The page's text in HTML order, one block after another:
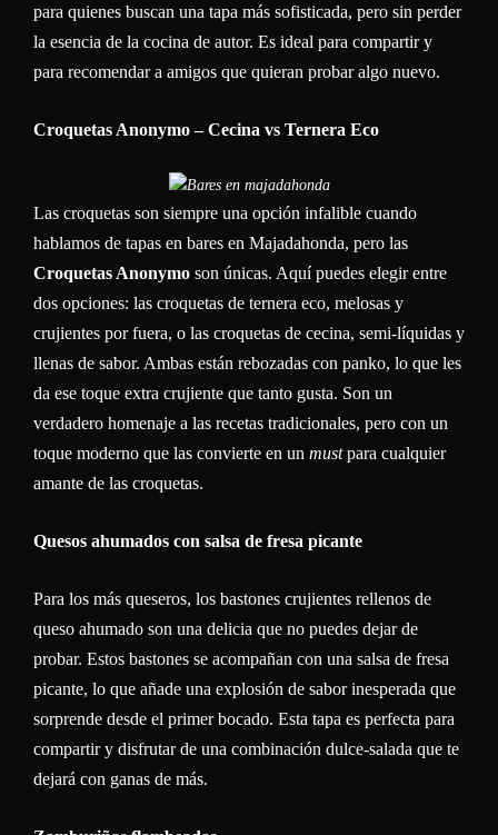
para quienes buscan una tapa más sofisticada, pero sin perder
la esencia de la cocina de autor. Es ideal para compartir y
para recomendar a amigos que quieran probar algo nuevo.
Croquetas Anonymo – Cecina vs Ternera Eco
Las croquetas son siempre una opción infalible cuando
hablamos de tapas en bares en Majadahonda, pero las
Croquetas Anonymo son únicas. Aquí puedes elegir entre
dos opciones: las croquetas de ternera eco, melosas y
crujientes por fuera, o las croquetas de cecina, semi-líquidas y
llenas de sabor. Ambas están rebozadas con panko, lo que les
da ese toque extra crujiente que tanto gusta. Son un
verdadero homenaje a las recetas tradicionales, pero con un
toque moderno que las convierte en un mustpara cualquier
amante de las croquetas.
Quesos ahumados con salsa de fresa picante
Para los más queseros, los bastones crujientes rellenos de
queso ahumado son una delicia que no puedes dejar de
probar. Estos bastones se acompañan con una salsa de fresa
picante, lo que añade una explosión de sabor inesperada que
sorprende desde el primer bocado. Esta tapa es perfecta para
compartir y disfrutar de una combinación dulce-salada que te
dejará con ganas de más.